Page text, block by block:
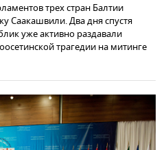
трех стран Балтии
Саакашвили. Два дня спустя
уже активно раздавали
трагедии на митинге